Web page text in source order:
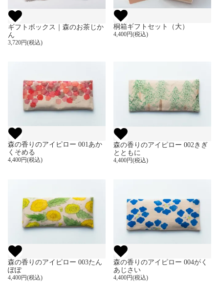
ギフトボックス｜森のお茶じか
ん
3,720円(税込)
桐箱ギフトセット（大）
4,400円(税込)
森の香りのアイピロー 001あか
くそめる
4,400円(税込)
森の香りのアイピロー 002きぎ
とともに
4,400円(税込)
森の香りのアイピロー 003たん
ぽぽ
4,400円(税込)
森の香りのアイピロー 004がく
あじさい
4,400円(税込)